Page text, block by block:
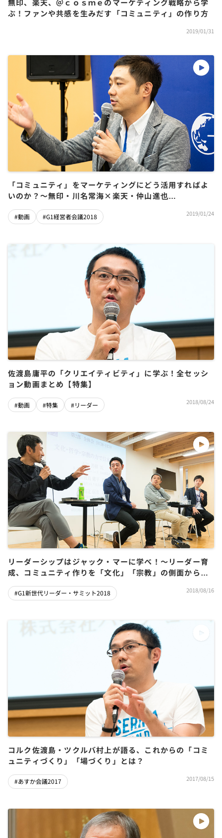
無印、楽天、＠ｃｏｓｍｅのマーケティング戦略から学
ぶ！ファンや共感を生みだす「コミュニティ」の作り方
2019/01/31
「コミュニティ」をマーケティングにどう活用すればよ
いのか？～無印・川名常海×楽天・仲山進也
×@cosme・吉松徹郎×コルク・佐渡島庸平
#動画 #G1経営者会議2018 2019/01/24
佐渡島庸平の「クリエイティビティ」に学ぶ！全セッシ
ョン動画まとめ【特集】
#動画 #特集 #リーダー 2018/08/24
リーダーシップはジャック・マーに学べ！～リーダー育
成、コミュニティ作りを「文化」「宗教」の側面から議
#G1新世代リーダー・サミット2018 2018/08/16
コルク佐渡島・ツクルバ村上が語る、これからの「コミ
ュニティづくり」「場づくり」とは？
#あすか会議2017 2017/08/15